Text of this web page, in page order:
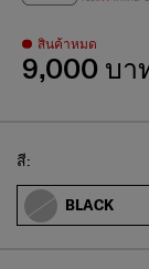
สินค้าหมด
9,000 บา
Select
สี:
BLACK